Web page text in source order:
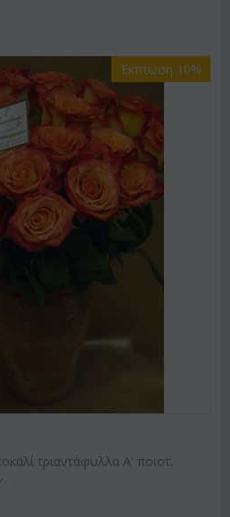
Έκπτωση 10%
τριαντάφυλλα Α' ποιοτ.